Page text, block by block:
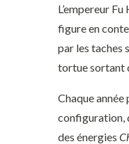
L’empereur
figure en
par les taches
tortue sortant
Chaque
configuration,
des énergies